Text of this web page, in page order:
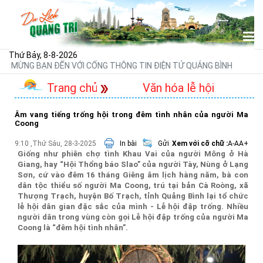
Thứ Bảy, 8-8-2026
BẠN ĐẾN VỚI CỔNG THÔNG TIN ĐIỆN TỬ QUẢNG BÌNH
Trang chủ Văn hóa lễ hội
Âm vang tiếng trống hội trong đêm tình nhân của người Ma
Coong
9:10 ,Thứ Sáu, 28-3-2025 In bài Gửi Xem với cỡ chữ :A-AA+
Giống như phiên chợ tình Khau Vai của người Mông ở Hà
Giang, hay “Hội Thổng báo Slao” của người Tày, Nùng ở Lạng
Sơn, cứ vào đêm 16 tháng Giêng âm lịch hàng năm, bà con
dân tộc thiểu số người Ma Coong, trú tại bản Cà Roòng, xã
Thượng Trạch, huyện Bố Trạch, tỉnh Quảng Bình lại tổ chức
lễ hội dân gian đặc sắc của mình - Lễ hội đập trống. Nhiều
người dân trong vùng còn gọi Lễ hội đập trống của người Ma
Coong là “đêm hội tình nhân”.